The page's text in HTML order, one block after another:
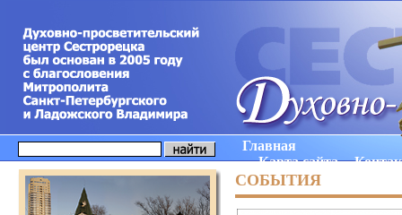
Главная
Карта сайта
СОБЫТИЯ